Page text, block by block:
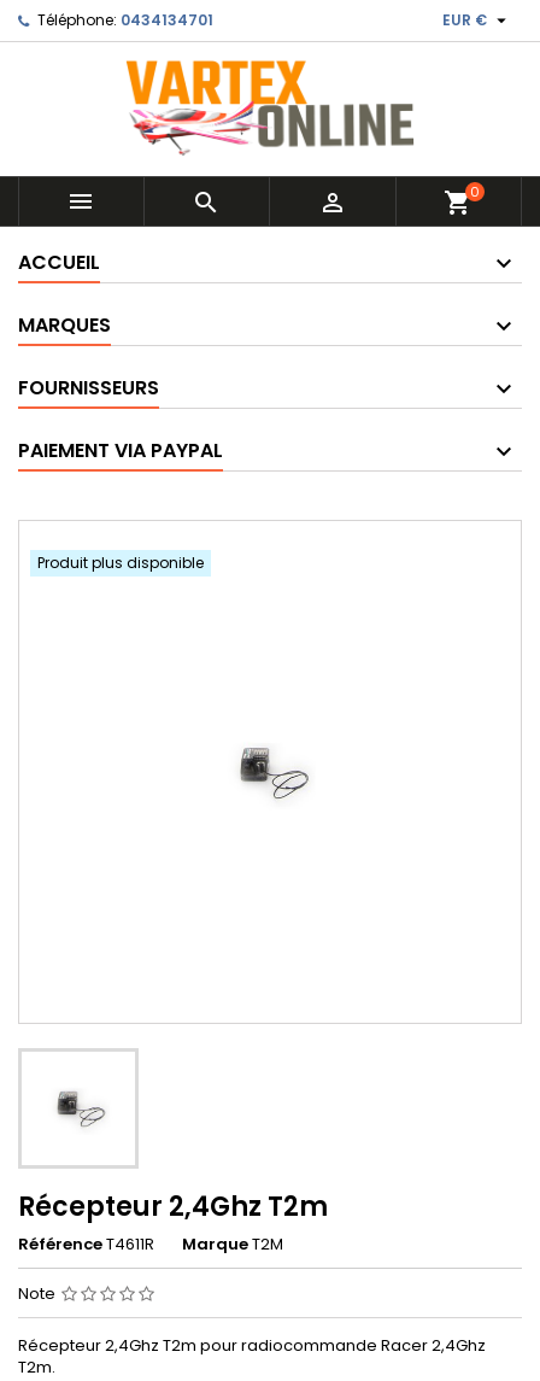
Téléphone: 0434134701 EUR € 
   shopping_cart0
ACCUEIL
MARQUES
FOURNISSEURS
PAIEMENT VIA PAYPAL
Produit plus disponible
Récepteur 2,4Ghz T2m
RéférenceT4611R MarqueT2M
Note
Récepteur 2,4Ghz T2m pour radiocommande Racer 2,4Ghz
T2m.